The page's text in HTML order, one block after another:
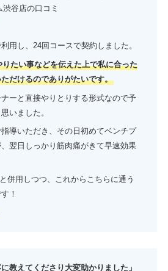
渋谷店の口コミ
用し、24回コースで契約しました。
たい事などを伝えた上で私に合った
だけるのでありがたいです。
ーと直接やりとりする形式なので予
いました。
導いただき、その日初めてベンチプ
翌日しっかり筋肉痛がきて早速効果
併用しつつ、これからこちらに通う
！
教えてくださり大変助かりました」